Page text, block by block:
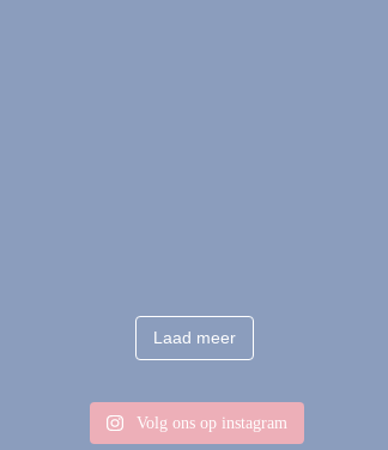
Laad meer
Volg ons op instagram